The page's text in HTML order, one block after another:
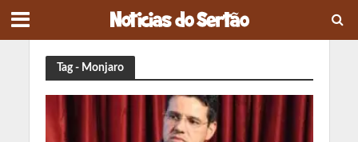
Tag - Monjaro